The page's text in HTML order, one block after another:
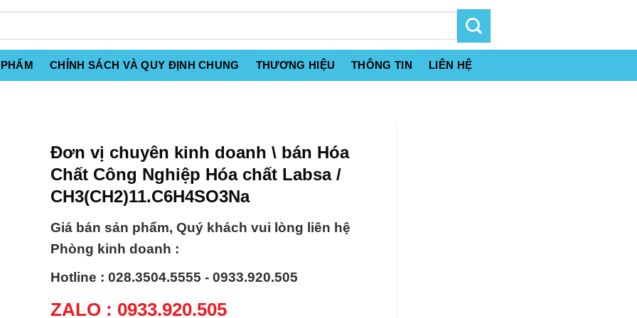
CHÍNH SÁCH VÀ QUY ĐỊNH CHUNG THƯƠNG HIỆU THÔNG TIN LIÊN HỆ
Đơn vị chuyên kinh doanh \ bán Hóa
Chất Công Nghiệp Hóa chất Labsa /
CH3(CH2)11.C6H4SO3Na
Giá bán sản phẩm, Quý khách vui lòng liên hệ
Phòng kinh doanh :
Hotline : 028.3504.5555 - 0933.920.505
ZALO : 0933.920.505